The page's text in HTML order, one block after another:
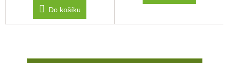
hvězdiček.
Do košíku